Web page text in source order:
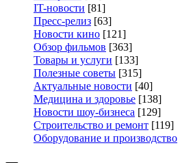
IT-новости [81]
Пресс-релиз [63]
Новости кино [121]
Обзор фильмов [363]
Товары и услуги [133]
Полезные советы [315]
Актуальные новости [40]
Медицина и здоровье [138]
Новости шоу-бизнеса [129]
Строительство и ремонт [119]
Оборудование и производство